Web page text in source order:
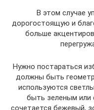
В этом случае
дорогостоящую и
больше
Нужно постараться
должны быть
используются
быть зеленым или
сочетается бежевый,